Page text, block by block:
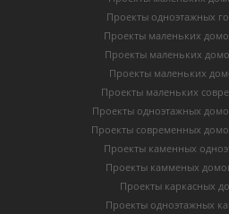
Проекты одноэтажных
Проекты маленьких
Проекты маленьких
Проекты маленьких
Проекты маленьких
Проекты одноэтажных
Проекты современных
Проекты каменных
Проекты камменых
Проекты каркасных
Проекты одноэтажных